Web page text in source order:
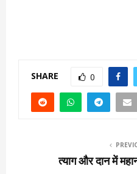
SHARE 0
त्याग और दान में